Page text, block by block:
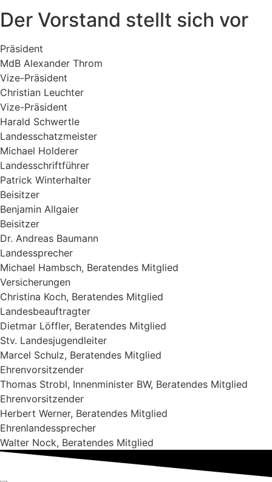
Der Vorstand stellt sich vor
Präsident
MdB Alexander Throm
Vize-Präsident
Christian Leuchter
Vize-Präsident
Harald Schwertle
Landesschatzmeister
Michael Holderer
Landesschriftführer
Patrick Winterhalter
Beisitzer
Benjamin Allgaier
Beisitzer
Dr. Andreas Baumann
Landessprecher
Michael Hambsch, Beratendes Mitglied
Versicherungen
Christina Koch, Beratendes Mitglied
Landesbeauftragter
Dietmar Löffler, Beratendes Mitglied
Stv. Landesjugendleiter
Marcel Schulz, Beratendes Mitglied
Ehrenvorsitzender
Thomas Strobl, Innenminister BW, Beratendes Mitglied
Ehrenvorsitzender
Herbert Werner, Beratendes Mitglied
Ehrenlandessprecher
Walter Nock, Beratendes Mitglied